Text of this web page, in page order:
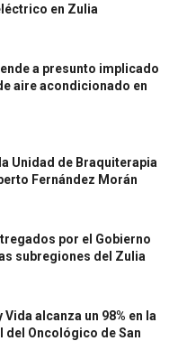
en Zulia
a presunto implicado
aire acondicionado en
Unidad de Braquiterapia
Fernández Morán
por el Gobierno
subregiones del Zulia
alcanza un 98% en la
Oncológico de San